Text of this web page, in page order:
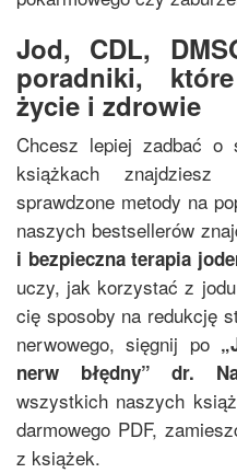
Jod, CDL,
poradniki,
życie i zdrowie
Chcesz lepiej zadbać o
książkach
sprawdzone metody na
naszych bestsellerów
i bezpieczna terapia
uczy, jak korzystać z
cię sposoby na redukcję
nerwowego, sięgnij po „
nerw błędny”dr.
wszystkich naszych
darmowego PDF,
z książek.